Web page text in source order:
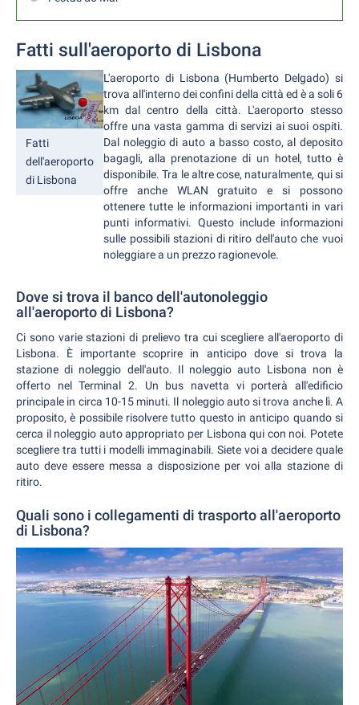
Fatti sull'aeroporto di Lisbona
Fatti
dell'aeroporto
di Lisbona
L'aeroporto di Lisbona (Humberto Delgado) si
trova all'interno dei confini della città ed è a soli 6
km dal centro della città. L'aeroporto stesso
offre una vasta gamma di servizi ai suoi ospiti.
Dal noleggio di auto a basso costo, al deposito
bagagli, alla prenotazione di un hotel, tutto è
disponibile. Tra le altre cose, naturalmente, qui si
offre anche WLAN gratuito e si possono
ottenere tutte le informazioni importanti in vari
punti informativi. Questo include informazioni
sulle possibili stazioni di ritiro dell'auto che vuoi
noleggiare a un prezzo ragionevole.
Dove si trova il banco dell'autonoleggio
all'aeroporto di Lisbona?
Ci sono varie stazioni di prelievo tra cui scegliere all'aeroporto di
Lisbona. È importante scoprire in anticipo dove si trova la
stazione di noleggio dell'auto. Il noleggio auto Lisbona non è
offerto nel Terminal 2. Un bus navetta vi porterà all'edificio
principale in circa 10-15 minuti. Il noleggio auto si trova anche lì. A
proposito, è possibile risolvere tutto questo in anticipo quando si
cerca il noleggio auto appropriato per Lisbona qui con noi. Potete
scegliere tra tutti i modelli immaginabili. Siete voi a decidere quale
auto deve essere messa a disposizione per voi alla stazione di
ritiro.
Quali sono i collegamenti di trasporto all'aeroporto
di Lisbona?